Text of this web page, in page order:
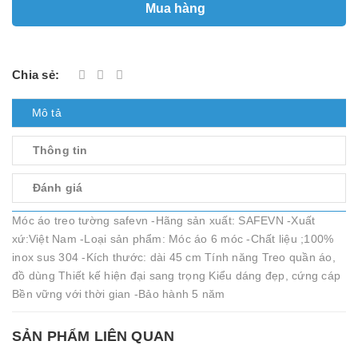
Mua hàng
Chia sẻ:
Mô tả
Thông tin
Đánh giá
Móc áo treo tường safevn -Hãng sản xuất: SAFEVN -Xuất
xứ:Việt Nam -Loại sản phẩm: Móc áo 6 móc -Chất liệu ;100%
inox sus 304 -Kích thước: dài 45 cm Tính năng Treo quần áo,
đồ dùng Thiết kế hiện đại sang trọng Kiểu dáng đẹp, cứng cáp
Bền vững với thời gian -Bảo hành 5 năm
SẢN PHẨM LIÊN QUAN